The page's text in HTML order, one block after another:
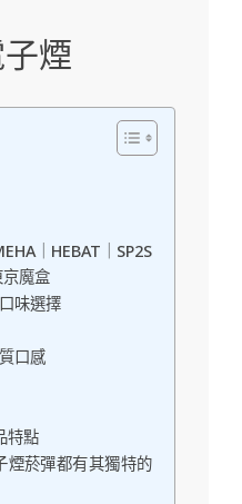
煙
｜HEBAT｜SP2S
京魔盒
味選擇
口感
特點
煙菸彈都有其獨特的